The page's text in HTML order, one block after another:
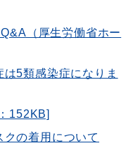
（厚生労働省ホー
5類感染症になりま
152KB]
の着用について